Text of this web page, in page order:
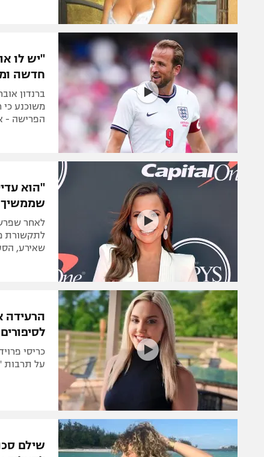
"מחצית בשכונה" – פודקאסט
משתתפים וזוכים בפרסים
תקנון משתתפים וזוכים בפרסים
תקנון עבור פעילות אלקטרה
תקנון עבור פעילות ספורט 1 – "מרלן"
טניס
גיימינג E-Sports
תנאי שימוש
מדיניות פרטיות
תקנון פעילות ספורט 1
רשיון להקרנה פומבית לבית עסק
הצטרפות לחבילת הערוצים
לוח דרושים – ג'ובנט
תגיות
המגזין
מכבי
בני
"יש לו
חדשה
משוכנע כי
הפרישה -
"הוא
שממשיך
לאחר
לתקשורת
שאירע,
הרעידה
על תרבות
שילם